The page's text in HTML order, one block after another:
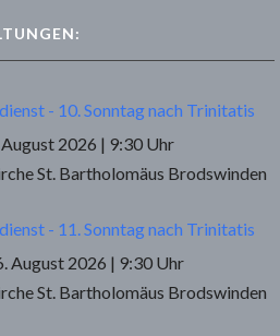
- 10. Sonntag nach Trinitatis
August 2026 | 9:30 Uhr
St. Bartholomäus Brodswinden
- 11. Sonntag nach Trinitatis
August 2026 | 9:30 Uhr
St. Bartholomäus Brodswinden